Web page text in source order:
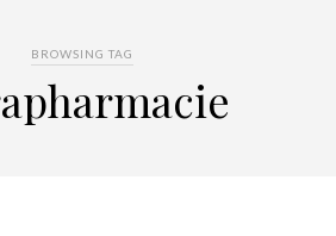
BROWSING TAG